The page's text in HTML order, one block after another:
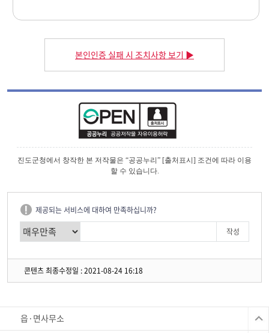
본인인증 실패 시 조치사항 보기 ▶
진도군청에서 창작한 본 저작물은 “공공누리” [출처표시] 조건에 따라 이용
할 수 있습니다.
제공되는 서비스에 대하여 만족하십니까?
콘텐츠 최종수정일 : 2021-08-24 16:18
읍·면사무소